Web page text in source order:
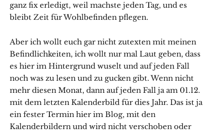
ganz fix erledigt, weil machste jeden Tag, und es
bleibt Zeit für Wohlbefinden pflegen.
Aber ich wollt euch gar nicht zutexten mit meinen
Befindlichkeiten, ich wollt nur mal Laut geben, dass
es hier im Hintergrund wuselt und auf jeden Fall
noch was zu lesen und zu gucken gibt. Wenn nicht
mehr diesen Monat, dann auf jeden Fall ja am 01.12.
mit dem letzten Kalenderbild für dies Jahr. Das ist ja
ein fester Termin hier im Blog, mit den
Kalenderbildern und wird nicht verschoben oder